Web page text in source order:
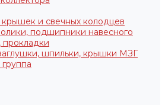
и свечных колодцев
подшипники навесного
прокладки
шпильки, крышки МЗГ